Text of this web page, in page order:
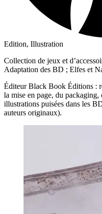
Edition, Illustration
Collection de jeux et
Adaptation des BD ; Elfes et
Éditeur Black Book Éditions :
la mise en page, du packaging,
illustrations puisées dans les
auteurs originaux).